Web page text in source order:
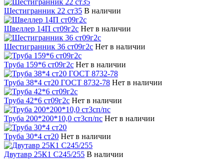
Шестигранник 22 ст35 В наличии
Швеллер 14П ст09г2с Нет в наличии
Шестигранник 36 ст09г2с Нет в наличии
Труба 159*6 ст09г2с Нет в наличии
Труба 38*4 ст20 ГОСТ 8732-78 Нет в наличии
Труба 42*6 ст09г2с Нет в наличии
Труба 200*200*10,0 ст3сп/пс Нет в наличии
Труба 30*4 ст20 Нет в наличии
Двутавр 25К1 С245/255 В наличии